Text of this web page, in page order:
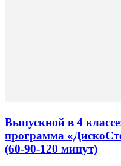
Выпускной в 4
программа
(60-90-120 минут)